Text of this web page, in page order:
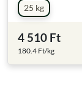
25 kg
4 510 Ft
180.4 Ft/kg